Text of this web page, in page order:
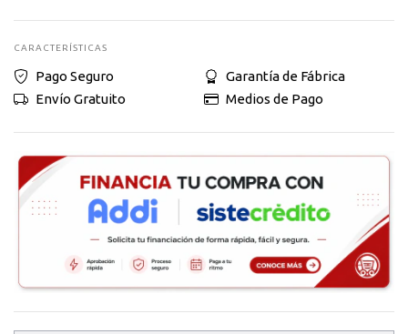
CARACTERÍSTICAS
Pago Seguro
Envío Gratuito
Garantía de Fábrica
Medios de Pago